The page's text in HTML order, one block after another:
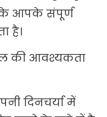
के आपके संपूर्ण
है।
की आवश्यकता
दिनचर्या में